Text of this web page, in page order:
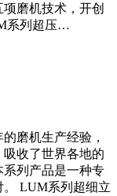
磨机技术，开创
系列超压…
磨机生产经验，
收了世界各地的
列产品是一种专
。 LUM系列超细立